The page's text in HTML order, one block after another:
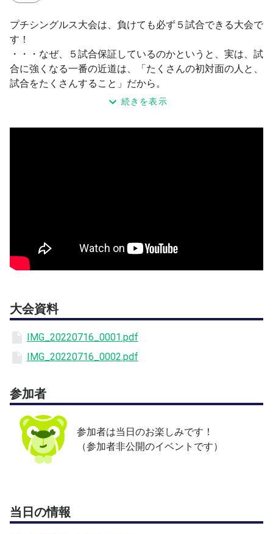
プチシングルス大会は、負けても必ず５試合できる大会で
す！
・・・なぜ、５試合保証しているのかというと、実は、試
合に強くなる一番の近道は、「たくさんの初対面の人と、
試合をたくさんすること」だから。
そのために「楽しみながら強くなっていただけるような
年齢や性別、それにテニス経験も問いませんので気軽にお
と、言うか私の場合は試合が嫌いです。(特にシングル
ス。)なぜかというと、普段のテニスが全然できないから
試合のバランスが悪いために、こんなことがおきるようで
す。
う、思われるかもしれません。
でも、実際、草トーナメントには、私もいくつか出ました
が、こんな不満を抱かされました。
・ 参加している選手のレベルが合わない
⇒なぜこのクラスにいるのか分からないような、やたらと
強い人に予選で当たってしまうと、当然ながら予選を突破
わらず、お昼前に今日の予定が終わってしまい、暇な時間
が私のもとにやってきてしまった。
続きを表示
大会資料
IMG_20220716_0001.pdf
IMG_20220716_0002.pdf
参加者
参加者は当日のお楽しみです！
（参加者非公開のイベントです）
当日の情報